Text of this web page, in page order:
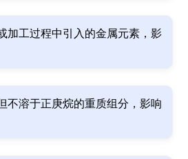
加工过程中引入的金属元素，影
不溶于正庚烷的重质组分，影响